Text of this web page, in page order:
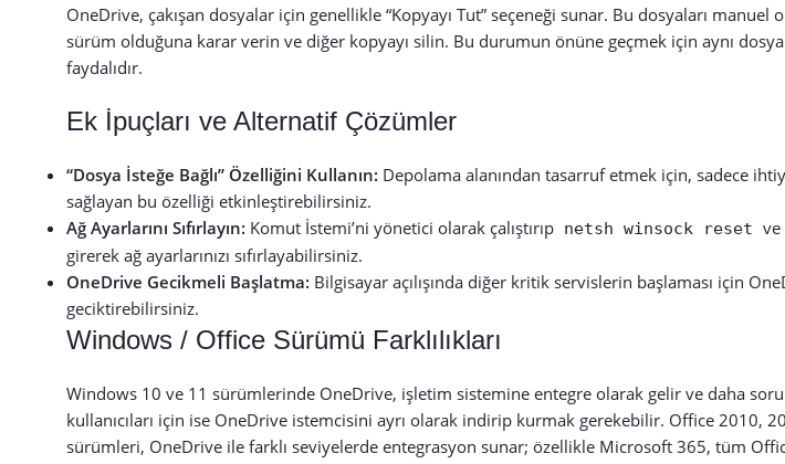
OneDrive, çakışan dosyalar için genellikle “Kopyayı Tut” seçeneği sunar. Bu dosyaları
sürüm olduğuna karar verin ve diğer kopyayı silin. Bu durumun önüne geçmek için aynı dosya
faydalıdır.
Ek İpuçları ve Alternatif Çözümler
“Dosya İsteğe Bağlı” Özelliğini Kullanın: Depolama alanından tasarruf etmek için, sadece
sağlayan bu özelliği etkinleştirebilirsiniz.
Ağ Ayarlarını Sıfırlayın: Komut İstemi’ni yönetici olarak çalıştırıp netsh winsock reset ve
girerek ağ ayarlarınızı sıfırlayabilirsiniz.
OneDrive Gecikmeli Başlatma: Bilgisayar açılışında diğer kritik servislerin başlaması için
geciktirebilirsiniz.
Windows / Office Sürümü Farklılıkları
Windows 10 ve 11 sürümlerinde OneDrive, işletim sistemine entegre olarak gelir ve daha
kullanıcıları için ise OneDrive istemcisini ayrı olarak indirip kurmak gerekebilir. Office 2010,
sürümleri, OneDrive ile farklı seviyelerde entegrasyon sunar; özellikle Microsoft 365, tüm